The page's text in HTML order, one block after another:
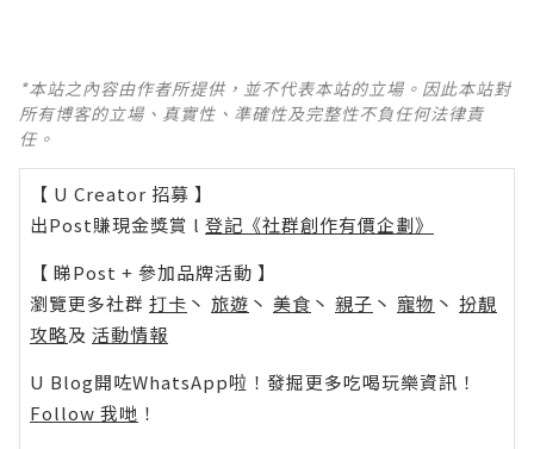
*本站之內容由作者所提供，並不代表本站的立場。因此本站對
所有博客的立場、真實性、準確性及完整性不負任何法律責
任。
【 U Creator 招募 】
出Post賺現金獎賞 l 登記《社群創作有價企劃》
【 睇Post + 參加品牌活動 】
瀏覽更多社群 打卡 丶 旅遊 丶 美食 丶 親子 丶 寵物 丶 扮靚
攻略及 活動情報
U Blog開咗WhatsApp啦！發掘更多吃喝玩樂資訊！
Follow 我哋 ！